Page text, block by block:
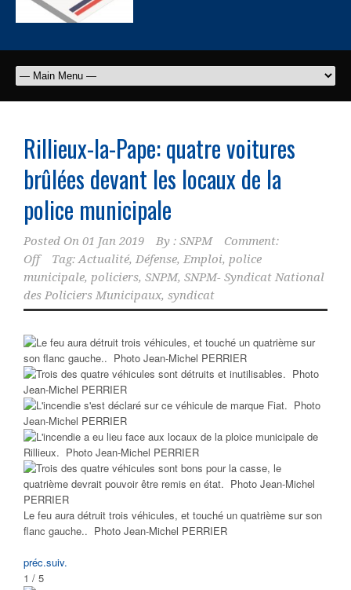
Rillieux-la-Pape: quatre voitures
brûlées devant les locaux de la
police municipale
Posted On 01 Jan 2019 By : SNPM
Comment:
Off
Tag:Actualité, Défense, Emploi, police
municipale, policiers, SNPM, SNPM- Syndicat National
des Policiers Municipaux, syndicat
Le feu aura détruit trois véhicules, et touché un quatrième sur son
flanc gauche.. Photo Jean-Michel PERRIER
préc.suiv.
1 / 5